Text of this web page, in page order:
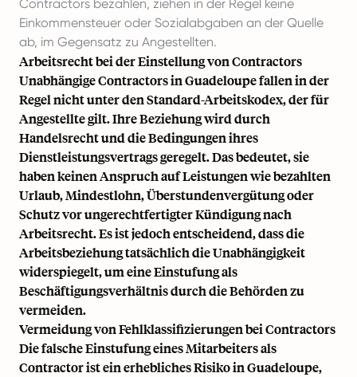
Contractors bezahlen, ziehen in der Regel keine
Einkommensteuer oder Sozialabgaben an der Quelle
ab, im Gegensatz zu Angestellten.
Arbeitsrecht bei der Einstellung von Contractors
Unabhängige Contractors in Guadeloupe fallen in der
Regel nicht unter den Standard-Arbeitskodex, der für
Angestellte gilt. Ihre Beziehung wird durch
Handelsrecht und die Bedingungen ihres
Dienstleistungsvertrags geregelt. Das bedeutet, sie
haben keinen Anspruch auf Leistungen wie bezahlten
Urlaub, Mindestlohn, Überstundenvergütung oder
Schutz vor ungerechtfertigter Kündigung nach
Arbeitsrecht. Es ist jedoch entscheidend, dass die
Arbeitsbeziehung tatsächlich die Unabhängigkeit
widerspiegelt, um eine Einstufung als
Beschäftigungsverhältnis durch die Behörden zu
vermeiden.
Vermeidung von Fehlklassifizierungen bei Contractors
Die falsche Einstufung eines Mitarbeiters als
Contractor ist ein erhebliches Risiko in Guadeloupe,